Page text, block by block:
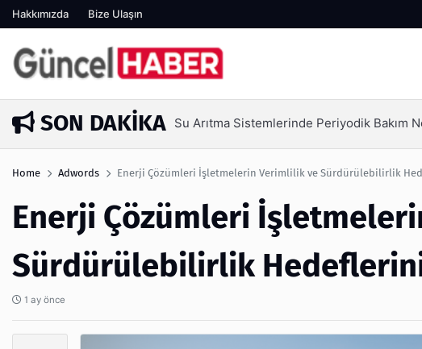
Hakkımızda Bize Ulaşın
SON DAKIKA1 hafta önce Ambalaj Süreçlerinde Yeni Nesil
Home Adwords Enerji Çözümleri İşletmelerin Verimlilik ve Sürdürülebilirlik
Enerji Çözümleri
Sürdürülebilirlik
1 ay önce